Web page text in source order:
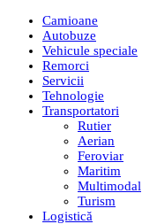
Camioane
Autobuze
Vehicule speciale
Remorci
Servicii
Tehnologie
Transportatori
Rutier
Aerian
Feroviar
Maritim
Multimodal
Turism
Logistică